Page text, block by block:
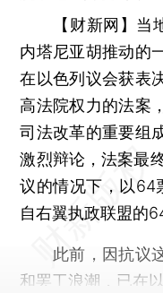
【财新网】 当
内塔尼亚胡推动的
在以色列议会获表
高法院权力的法案
司法改革的重要组
激烈辩论，法案最
议的情况下，以64
自右翼执政联盟的
此前，因抗议这
和罢工浪潮，已在